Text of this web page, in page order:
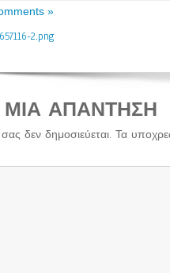
»
2.png
ΑΠΆΝΤΗΣΗ
δεν δημοσιεύεται. Τα